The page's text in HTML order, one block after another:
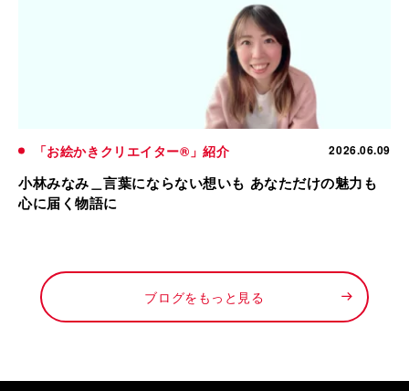
「お絵かきクリエイター®」紹介 2026.06.09
小林みなみ＿言葉にならない想いも あなただけの魅力も
心に届く物語に
ブログをもっと見る